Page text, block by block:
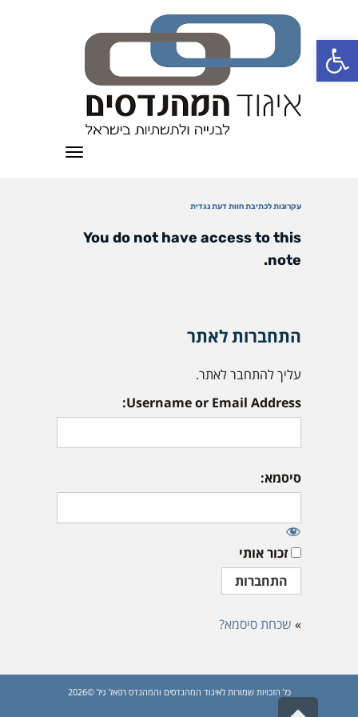
פתח סרגל נגישות
תפריט
עקרונות לכתיבת חוות דעת נגדית
You do not have access to this
note.
התחברות לאתר
עליך להתחבר לאתר.
Username or Email Address:
סיסמא:
זכור אותי
» שכחת סיסמא?
כל הזכויות שמורות לאיגוד המהנדסים והמהנדס רפאל גיל ©2026